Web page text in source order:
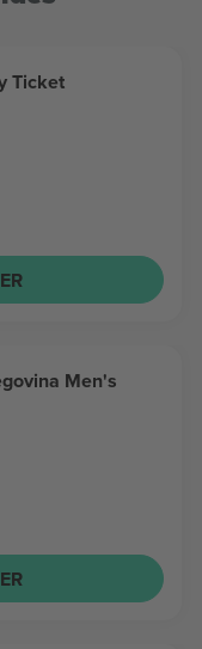
Ticket
Men's